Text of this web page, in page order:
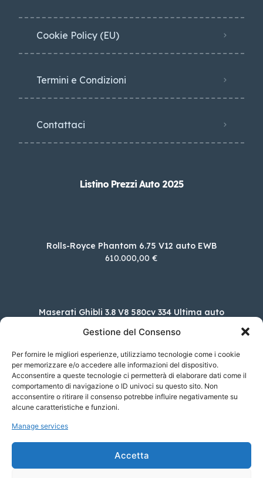
Gestione del Consenso
Per fornire le migliori esperienze, utilizziamo tecnologie come i cookie
per memorizzare e/o accedere alle informazioni del dispositivo.
Acconsentire a queste tecnologie ci permetterà di elaborare dati come il
comportamento di navigazione o ID univoci su questo sito. Non
acconsentire o ritirare il consenso potrebbe influire negativamente su
alcune caratteristiche e funzioni.
Manage services
Accetta
Cookie Policy (EU)
Termini e Condizioni
Contattaci
Listino Prezzi Auto 2025
Rolls-Royce Phantom 6.75 V12 auto EWB
610.000,00 €
Maserati Ghibli 3.8 V8 580cv 334 Ultima auto
MINI MINI 3 porte Cooper S Yours auto
37.150,00 €
Alfa Romeo Tonale 1.5 160cv Hybrid TCT7
Sprint